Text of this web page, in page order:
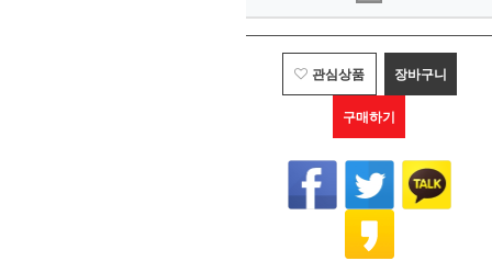
관심상품 장바구니
구매하기